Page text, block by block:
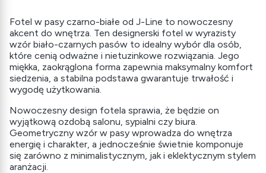
Fotel w pasy czarno-białe od J-Line to nowoczesny
akcent do wnętrza. Ten designerski fotel w wyrazisty
wzór biało-czarnych pasów to idealny wybór dla osób,
które cenią odważne i nietuzinkowe rozwiązania. Jego
miękka, zaokrąglona forma zapewnia maksymalny komfort
siedzenia, a stabilna podstawa gwarantuje trwałość i
wygodę użytkowania.
Nowoczesny design fotela sprawia, że będzie on
wyjątkową ozdobą salonu, sypialni czy biura.
Geometryczny wzór w pasy wprowadza do wnętrza
energię i charakter, a jednocześnie świetnie komponuje
się zarówno z minimalistycznym, jak i eklektycznym stylem
aranżacji.